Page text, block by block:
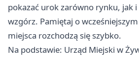
pokazać urok zarówno rynku, jak
wzgórz. Pamiętaj o
miejsca rozchodzą się szybko.
Na podstawie: Urząd Miejski w